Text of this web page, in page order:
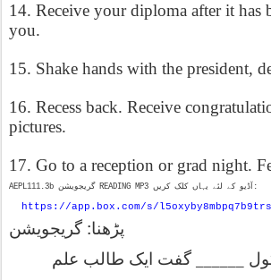
14. Receive your diploma after it has
you.
15. Shake hands with the president,
16. Recess back. Receive
pictures.
17. Go to a reception or grad night.
AEPL111.3b گریجویشن READING MP3 آڈیو کے لئے یہاں کلک کریں:
https://app.box.com/s/
پڑھنا: گریجویشن
گفت ایک طالب علم